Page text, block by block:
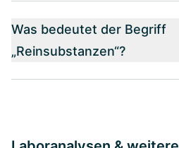
Was bedeutet der Begriff
„Reinsubstanzen“?